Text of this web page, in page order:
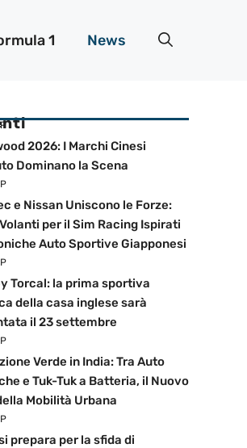
1 News
2026: I Marchi Cinesi
Dominano la Scena
e Nissan Uniscono le Forze:
per il Sim Racing Ispirati
Auto Sportive Giapponesi
Torcal: la prima sportiva
della casa inglese sarà
il 23 settembre
Verde in India: Tra Auto
e Tuk-Tuk a Batteria, il Nuovo
Mobilità Urbana
prepara per la sfida di